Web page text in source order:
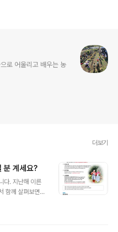
로 어울리고 배우는 농
더보기
분 계세요?
다. 지난해 이른
함께 살펴보면서
서 열린답니다.